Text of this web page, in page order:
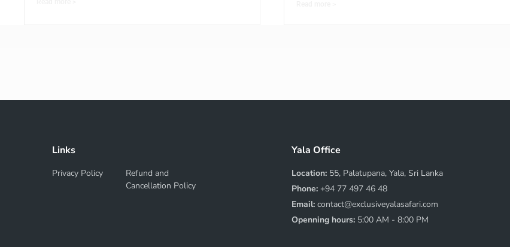
Links
Privacy Policy
Refund and
Cancellation Policy
Yala Office
Location: 55, Palatupana, Yala, Sri Lanka
Phone: +94 77 497 46 48
Email: contact@exclusiveyalasafari.com
Openning hours: 5:00 AM - 8:00 PM